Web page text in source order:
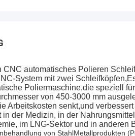
automatisches Polieren
System mit zwei
Poliermaschine,die speziell
von 450-3000 mm
Arbeitskosten senkt,und
in der Medizin, in der
im LNG-Sektor und in anderen
von Stahl­Metallprodukten